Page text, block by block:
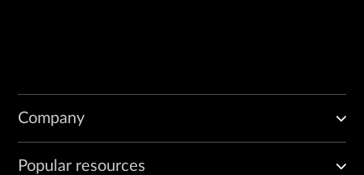
Company
Popular resources